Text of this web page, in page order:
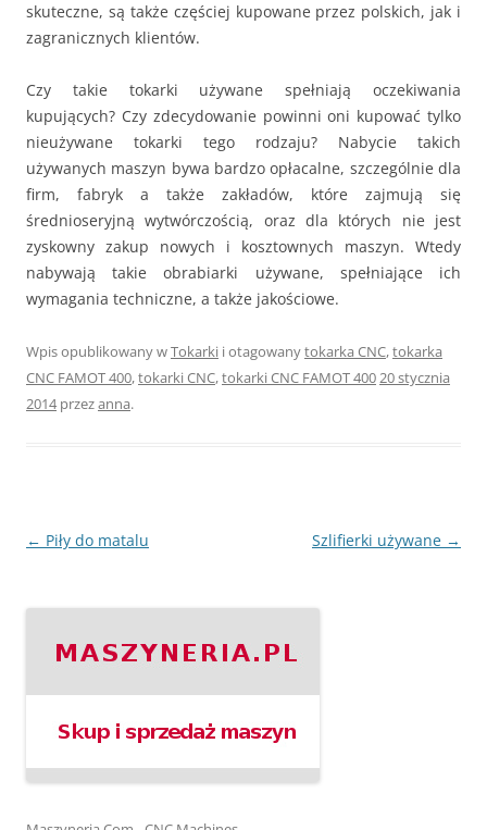
skuteczne, są także częściej kupowane przez polskich, jak i
zagranicznych klientów.
Czy takie tokarki używane spełniają oczekiwania
kupujących? Czy zdecydowanie powinni oni kupować tylko
nieużywane tokarki tego rodzaju? Nabycie takich
używanych maszyn bywa bardzo opłacalne, szczególnie dla
firm, fabryk a także zakładów, które zajmują się
średnioseryjną wytwórczością, oraz dla których nie jest
zyskowny zakup nowych i kosztownych maszyn. Wtedy
nabywają takie obrabiarki używane, spełniające ich
wymagania techniczne, a także jakościowe.
Wpis opublikowany wTokarki i otagowanytokarka CNC,tokarka
CNC FAMOT 400,tokarki CNC,tokarki CNC FAMOT 40020 stycznia
2014przezanna.
Nawigacja
← Piły do matalu Szlifierki używane →